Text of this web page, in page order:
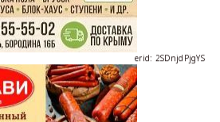
erid: 2SDnjdPjgYS